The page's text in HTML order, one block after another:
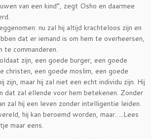
van een kind”, zegt Osho en daarmee
nu zal hij altijd krachteloos zijn en
dat er iemand is om hem te overheersen,
te commanderen.
zijn, een goede burger, een goede
christen, een goede moslim, een goede
zijn, maar hij zal niet een echt individu zijn. Hij
dat zal ellende voor hem betekenen. Zonder
zal hij een leven zonder intelligentie leiden.
hij kan beroemd worden, maar…..Lees
maar eens.